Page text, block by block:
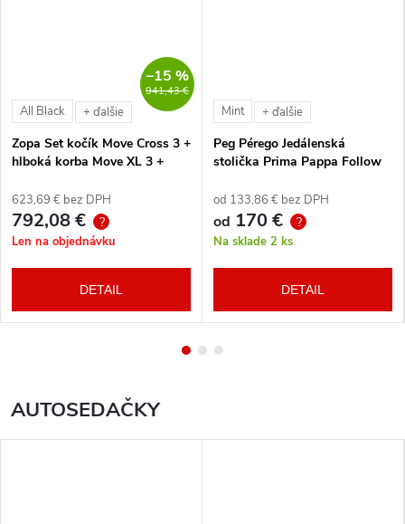
941,43 €
–15 %
All Black + ďalšie
Zopa Set kočík Move Cross 3 +
hlboká korba Move XL 3 +
vlastného výberu + báza
623,69 € bez DPH
792,08 € ?
Len na objednávku
DETAIL
Mint + ďalšie
Peg Pérego Jedálenská
stolička Prima Pappa Follow
od 133,86 € bez DPH
od 170 € ?
Na sklade 2 ks
DETAIL
AUTOSEDAČKY